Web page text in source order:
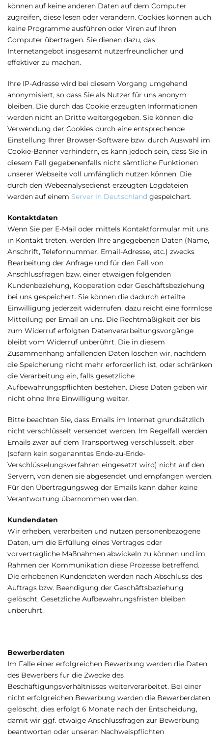
können auf keine anderen Daten auf dem Computer
zugreifen, diese lesen oder verändern. Cookies können auch
keine Programme ausführen oder Viren auf Ihren
Computer übertragen. Sie dienen dazu, das
Internetangebot insgesamt nutzerfreundlicher und
effektiver zu machen.
Ihre IP-Adresse wird bei diesem Vorgang umgehend
anonymisiert, so dass Sie als Nutzer für uns anonym
bleiben. Die durch das Cookie erzeugten Informationen
werden nicht an Dritte weitergegeben. Sie können die
Verwendung der Cookies durch eine entsprechende
Einstellung Ihrer Browser-Software bzw. durch Auswahl im
Cookie-Banner verhindern, es kann jedoch sein, dass Sie in
diesem Fall gegebenenfalls nicht sämtliche Funktionen
unserer Webseite voll umfänglich nutzen können. Die
durch den Webeanalysedienst erzeugten Logdateien
werden auf einem Server in Deutschland gespeichert.
Kontaktdaten
Wenn Sie per E-Mail oder mittels Kontaktformular mit uns
in Kontakt treten, werden Ihre angegebenen Daten (Name,
Anschrift, Telefonnummer, Email-Adresse, etc.) zwecks
Bearbeitung der Anfrage und für den Fall von
Anschlussfragen bzw. einer etwaigen folgenden
Kundenbeziehung, Kooperation oder Geschäftsbeziehung
bei uns gespeichert. Sie können die dadurch erteilte
Einwilligung jederzeit widerrufen, dazu reicht eine formlose
Mitteilung per Email an uns. Die Rechtmäßigkeit der bis
zum Widerruf erfolgten Datenverarbeitungsvorgänge
bleibt vom Widerruf unberührt. Die in diesem
Zusammenhang anfallenden Daten löschen wir, nachdem
die Speicherung nicht mehr erforderlich ist, oder schränken
die Verarbeitung ein, falls gesetzliche
Aufbewahrungspflichten bestehen. Diese Daten geben wir
nicht ohne Ihre Einwilligung weiter.
Bitte beachten Sie, dass Emails im Internet grundsätzlich
nicht verschlüsselt versendet werden. Im Regelfall werden
Emails zwar auf dem Transportweg verschlüsselt, aber
(sofern kein sogenanntes Ende-zu-Ende-
Verschlüsselungsverfahren eingesetzt wird) nicht auf den
Servern, von denen sie abgesendet und empfangen werden.
Für den Übertragungsweg der Emails kann daher keine
Verantwortung übernommen werden.
Kundendaten
Wir erheben, verarbeiten und nutzen personenbezogene
Daten, um die Erfüllung eines Vertrages oder
vorvertragliche Maßnahmen abwickeln zu können und im
Rahmen der Kommunikation diese Prozesse betreffend.
Die erhobenen Kundendaten werden nach Abschluss des
Auftrags bzw. Beendigung der Geschäftsbeziehung
gelöscht. Gesetzliche Aufbewahrungsfristen bleiben
unberührt.
Bewerberdaten
Im Falle einer erfolgreichen Bewerbung werden die Daten
des Bewerbers für die Zwecke des
Beschäftigungsverhältnisses weiterverarbeitet. Bei einer
nicht erfolgreichen Bewerbung werden die Bewerberdaten
gelöscht, dies erfolgt 6 Monate nach der Entscheidung,
damit wir ggf. etwaige Anschlussfragen zur Bewerbung
beantworten oder unseren Nachweispflichten